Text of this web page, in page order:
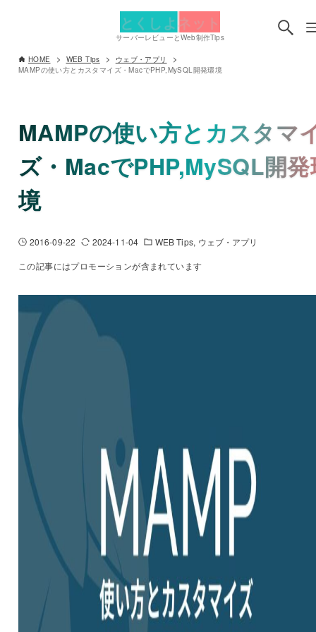
とくしよネット
サーバーレビューとWeb制作Tips
HOME WEB Tips
ウェブ・アプリ
MAMPの使い方とカスタマイズ・MacでPHP,MySQL開発環境
MAMPの使い方とカスタマ
ズ・MacでPHP,MySQL開
境
2016-09-22 2024-11-04 WEB Tips ウェブ・アプリ
この記事にはプロモーションが含まれています